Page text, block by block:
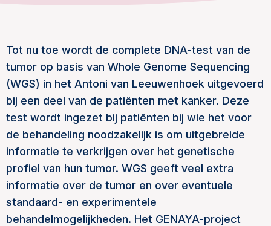
Tot nu toe wordt de complete DNA-test van de
tumor op basis van Whole Genome Sequencing
(WGS) in het Antoni van Leeuwenhoek uitgevoerd
bij een deel van de patiënten met kanker. Deze
test wordt ingezet bij patiënten bij wie het voor
de behandeling noodzakelijk is om uitgebreide
informatie te verkrijgen over het genetische
profiel van hun tumor. WGS geeft veel extra
informatie over de tumor en over eventuele
standaard- en experimentele
behandelmogelijkheden. Het GENAYA-project